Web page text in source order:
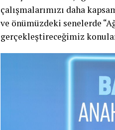
çalışmalarımızı daha
ve önümüzdeki senelerde
gerçekleştireceğimiz